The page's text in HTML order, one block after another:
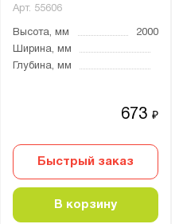
Арт. 55606
Высота, мм
2000
Ширина, мм
Глубина, мм
673₽
Быстрый заказ
В корзину